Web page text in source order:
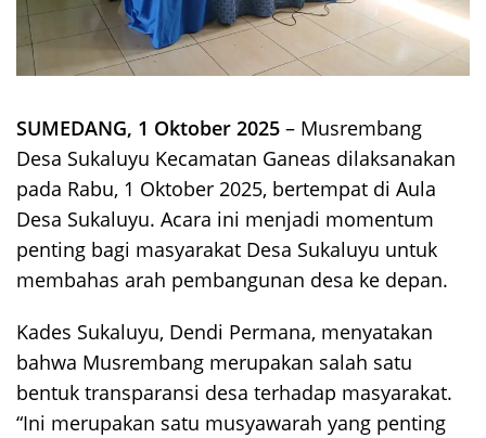
SUMEDANG, 1 Oktober 2025 – Musrembang
Desa Sukaluyu Kecamatan Ganeas dilaksanakan
pada Rabu, 1 Oktober 2025, bertempat di Aula
Desa Sukaluyu. Acara ini menjadi momentum
penting bagi masyarakat Desa Sukaluyu untuk
membahas arah pembangunan desa ke depan.
Kades Sukaluyu, Dendi Permana, menyatakan
bahwa Musrembang merupakan salah satu
bentuk transparansi desa terhadap masyarakat.
“Ini merupakan satu musyawarah yang penting